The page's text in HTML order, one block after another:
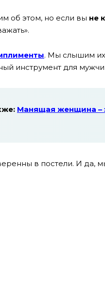
об этом, но если вы не
. Мы слышим их
инструмент для
Манящая женщина –
в постели. И да,